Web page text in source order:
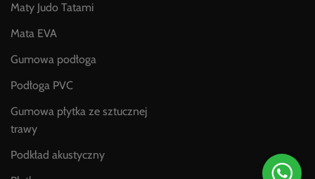
Maty Judo Tatami
Mata EVA
Gumowa podłoga
Podłoga PVC
Gumowa płytka ze sztucznej
trawy
Podkład akustyczny